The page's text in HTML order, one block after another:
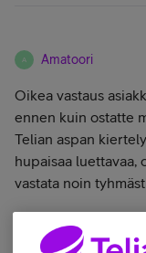
A Amatoori
Oikea vastaus
ennen kuin ostatte
Telian aspan
hupaisaa luettavaa,
vastata noin
Kumma kyllä esim